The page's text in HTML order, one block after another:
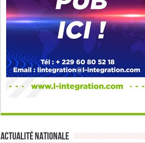
Actualité Nationale